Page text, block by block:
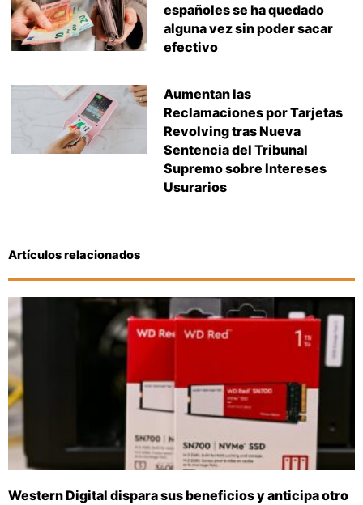
españoles se ha quedado
alguna vez sin poder sacar
efectivo
Aumentan las
Reclamaciones por Tarjetas
Revolving tras Nueva
Sentencia del Tribunal
Supremo sobre Intereses
Usurarios
Artículos relacionados
Western Digital dispara sus beneficios y anticipa otro